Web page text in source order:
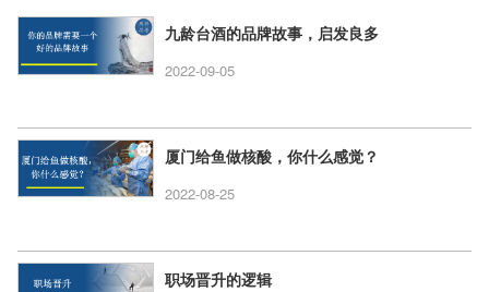
九龄台酒的品牌故事，启发良多
2022-09-05
厦门给鱼做核酸，你什么感觉？
2022-08-25
职场晋升的逻辑